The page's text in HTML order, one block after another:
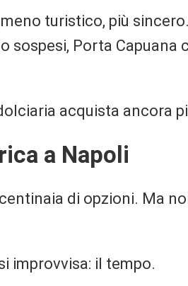
turistico, più
sospesi, Porta Capuana
acquista ancora
a Napoli
di opzioni. Ma
improvvisa: il tempo.